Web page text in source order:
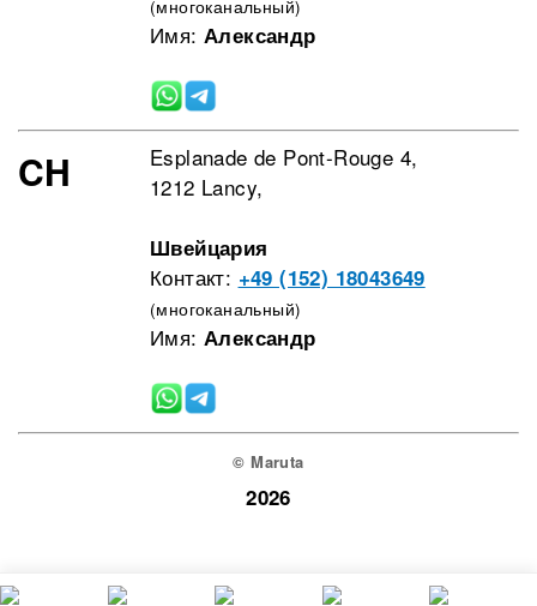
(многоканальный)
Имя: Александр
CH
Esplanade de Pont-Rouge 4,
1212 Lancy,
Швейцария
Контакт: +49 (152) 18043649
(многоканальный)
Имя: Александр
© Maruta
2026